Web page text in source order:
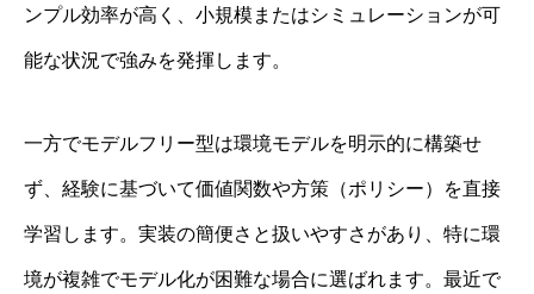
ンプル効率が高く、小規模またはシミュレーションが可
能な状況で強みを発揮します。
一方でモデルフリー型は環境モデルを明示的に構築せ
ず、経験に基づいて価値関数や方策（ポリシー）を直接
学習します。実装の簡便さと扱いやすさがあり、特に環
境が複雑でモデル化が困難な場合に選ばれます。最近で